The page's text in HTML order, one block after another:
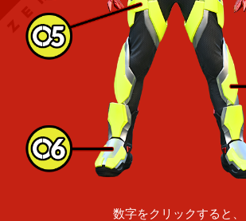
数字をクリックすると、